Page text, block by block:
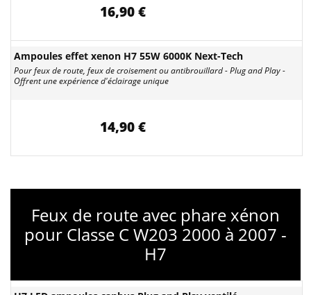
16,90 €
Ampoules effet xenon H7 55W 6000K Next-Tech
Pour feux de route, feux de croisement ou antibrouillard - Plug and Play -
Offrent une expérience d'éclairage unique
14,90 €
Feux de route avec phare xénon
pour Classe C W203 2000 à 2007 -
H7